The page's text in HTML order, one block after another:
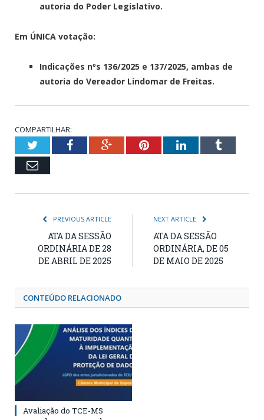
autoria do Poder Legislativo.
Em ÚNICA votação:
Indicações nºs 136/2025 e 137/2025, ambas de
autoria do Vereador Lindomar de Freitas.
COMPARTILHAR:
TwitterFacebookGoogle+PinterestLinkedInTumblr
Email
PREVIOUS ARTICLE
ATA DA SESSÃO
ORDINÁRIA DE 28
DE ABRIL DE 2025
NEXT ARTICLE
ATA DA SESSÃO
ORDINÁRIA, DE 05
DE MAIO DE 2025
CONTEÚDO RELACIONADO
Avaliação do TCE-MS